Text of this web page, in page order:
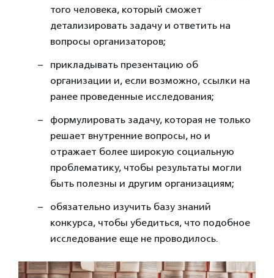
того человека, который сможет
детализировать задачу и ответить на
вопросы организаторов;
прикладывать презентацию об
организации и, если возможно, ссылки на
ранее проведенные исследования;
формулировать задачу, которая не только
решает внутренние вопросы, но и
отражает более широкую социальную
проблематику, чтобы результаты могли
быть полезны и другим организациям;
обязательно изучить базу знаний
конкурса, чтобы убедиться, что подобное
исследование еще не проводилось.